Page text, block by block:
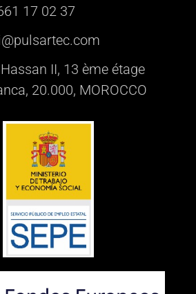
17 02 37
II, 13 ème étage
20.000, MOROCCO